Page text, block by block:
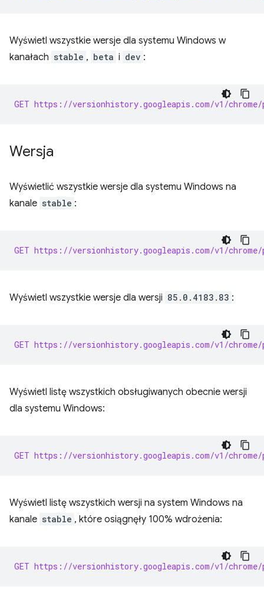
Wyświetl wszystkie wersje dla systemu Windows w
kanałach stable , beta i dev :
GET https://versionhistory.googleapis.com/v1/
Wersja
Wyświetlić wszystkie wersje dla systemu Windows na
kanale stable :
GET https://versionhistory.googleapis.com/v1/
Wyświetl wszystkie wersje dla wersji 85.0.4183.83 :
GET https://versionhistory.googleapis.com/v1/
Wyświetl listę wszystkich obsługiwanych obecnie wersji
dla systemu Windows:
GET https://versionhistory.googleapis.com/v1/
Wyświetl listę wszystkich wersji na system Windows na
kanale stable , które osiągnęły 100% wdrożenia:
GET https://versionhistory.googleapis.com/v1/